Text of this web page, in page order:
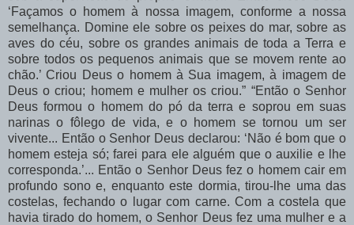
‘Façamos o homem à nossa imagem, conforme a nossa
semelhança. Domine ele sobre os peixes do mar, sobre as
aves do céu, sobre os grandes animais de toda a Terra e
sobre todos os pequenos animais que se movem rente ao
chão.’ Criou Deus o homem à Sua imagem, à imagem de
Deus o criou; homem e mulher os criou.” “Então o Senhor
Deus formou o homem do pó da terra e soprou em suas
narinas o fôlego de vida, e o homem se tornou um ser
vivente... Então o Senhor Deus declarou: ‘Não é bom que o
homem esteja só; farei para ele alguém que o auxilie e lhe
corresponda.’... Então o Senhor Deus fez o homem cair em
profundo sono e, enquanto este dormia, tirou-lhe uma das
costelas, fechando o lugar com carne. Com a costela que
havia tirado do homem, o Senhor Deus fez uma mulher e a